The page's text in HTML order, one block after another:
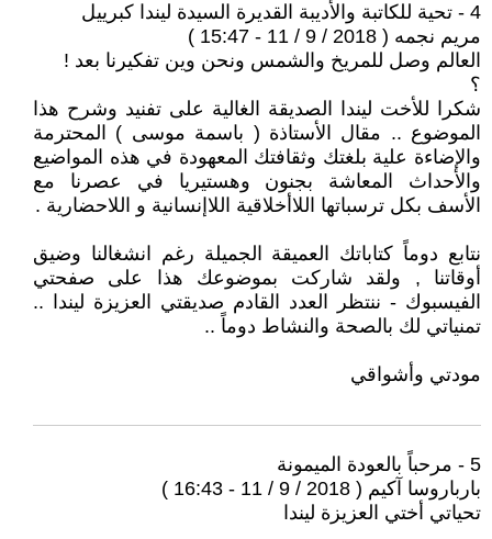
4 - تحية للكاتبة والأديبة القديرة السيدة ليندا كبرييل
مريم نجمه ( 2018 / 9 / 11 - 15:47 )
العالم وصل للمريخ والشمس ونحن وين تفكيرنا بعد !
؟
شكرا للأخت ليندا الصديقة الغالية على تفنيد وشرح هذا
الموضوع .. مقال الأستاذة ( باسمة موسى ) المحترمة
والإضاءة علية بلغتك وثقافتك المعهودة في هذه المواضيع
والأحداث المعاشة بجنون وهستيريا في عصرنا مع
الأسف بكل ترسباتها اللاأخلاقية اللاإنسانية و اللاحضارية .
نتابع دوماً كتاباتك العميقة الجميلة رغم انشغالنا وضيق
أوقاتنا , ولقد شاركت بموضوعك هذا على صفحتي
الفيسبوك - ننتظر العدد القادم صديقتي العزيزة ليندا ..
تمنياتي لك بالصحة والنشاط دوماً ..
مودتي وأشواقي
5 - مرحباً بالعودة الميمونة
بارباروسا آكيم ( 2018 / 9 / 11 - 16:43 )
تحياتي أختي العزيزة ليندا